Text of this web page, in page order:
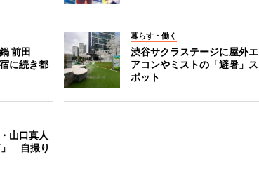
前田
に続き都
暮らす・働く
渋谷サクラステージに屋外エ
アコンやミストの「避暑」ス
ポット
山口真人
」 自撮り